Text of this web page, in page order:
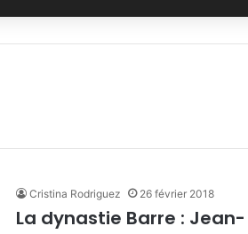
Cristina Rodriguez 26 février 2018
La dynastie Barre : Jean-